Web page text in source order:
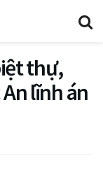
thự,
lĩnh án